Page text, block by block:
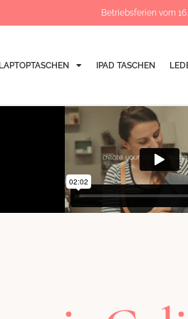
Betriebsferien vom
LAPTOPTASCHEN IPAD TASCHEN